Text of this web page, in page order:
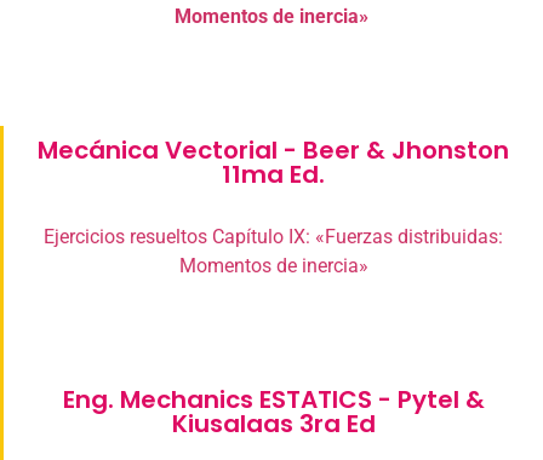
Momentos de inercia»
Mecánica Vectorial - Beer & Jhonston
11ma Ed.
Ejercicios resueltos Capítulo IX: «Fuerzas distribuidas:
Momentos de inercia»
Eng. Mechanics ESTATICS - Pytel &
Kiusalaas 3ra Ed